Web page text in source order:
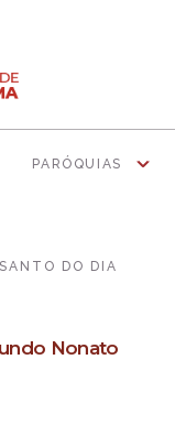
PARÓQUIAS
DO DIA
Nonato